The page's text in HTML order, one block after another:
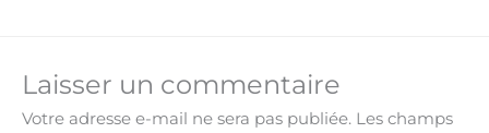
Laisser un commentaire
Votre adresse e-mail ne sera pas publiée. Les champs